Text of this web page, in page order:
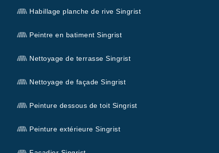
Habillage planche de rive Singrist
Peintre en batiment Singrist
Nettoyage de terrasse Singrist
Nettoyage de façade Singrist
Peinture dessous de toit Singrist
Peinture extérieure Singrist